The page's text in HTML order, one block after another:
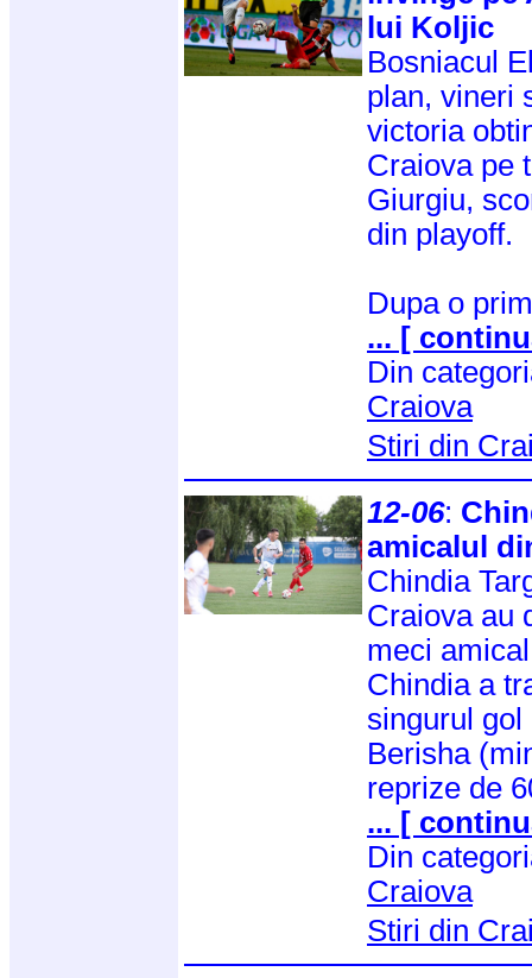
lui Koljic
Bosniacul
plan, vineri
victoria
Craiova pe
Giurgiu,
din playoff.
Dupa o
... [
Din
Craiova
Stiri din
12-06:
amicalul
Chindia
Craiova au
meci
Chindia a
singurul
Berisha
reprize de
... [
Din
Craiova
Stiri din